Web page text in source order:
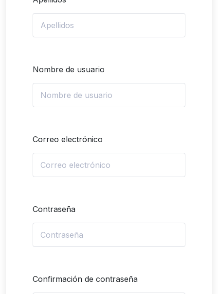
Nombre de usuario
Correo electrónico
Contraseña
Confirmación de contraseña